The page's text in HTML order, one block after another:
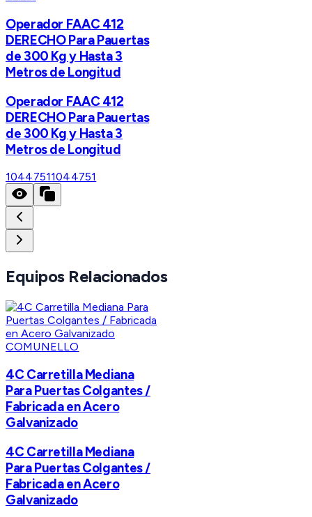
Operador FAAC 412
DERECHO Para Pauertas
de 300 Kg y Hasta 3
Metros de Longitud
Operador FAAC 412
DERECHO Para Pauertas
de 300 Kg y Hasta 3
Metros de Longitud
10447511044751
Equipos Relacionados
COMUNELLO
4C Carretilla Mediana
Para Puertas Colgantes /
Fabricada en Acero
Galvanizado
4C Carretilla Mediana
Para Puertas Colgantes /
Fabricada en Acero
Galvanizado